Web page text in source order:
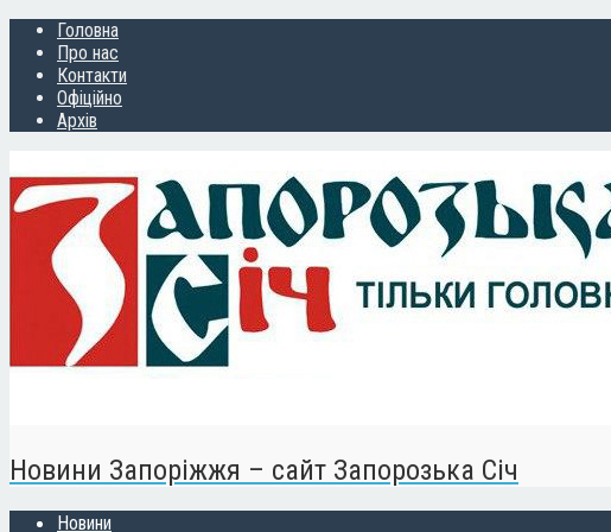
Головна
Про нас
Контакти
Офіційно
Архів
Новини Запоріжжя – сайт Запорозька Січ
Новини